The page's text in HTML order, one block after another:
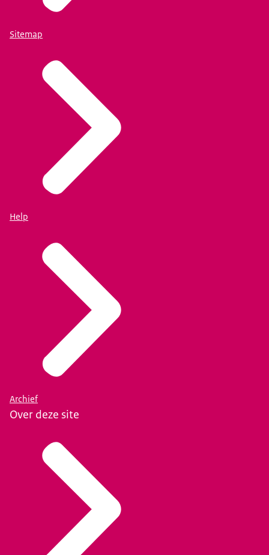
Sitemap
Help
Archief
Over deze site